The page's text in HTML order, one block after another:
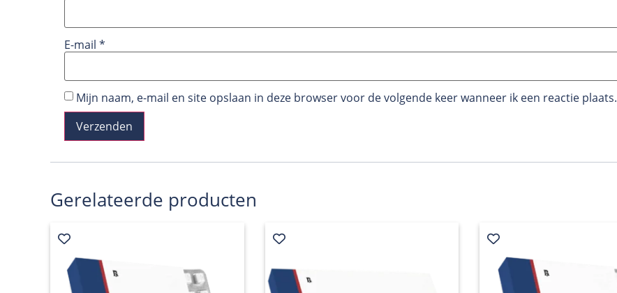
E-mail *
Mijn naam, e-mail en site opslaan in deze browser voor de volgende keer wanneer ik een reactie plaats.
Gerelateerde producten